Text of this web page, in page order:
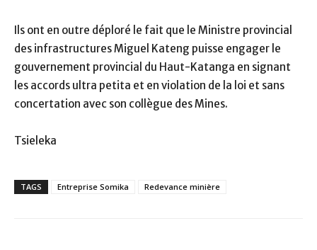
Ils ont en outre déploré le fait que le Ministre provincial
des infrastructures Miguel Kateng puisse engager le
gouvernement provincial du Haut-Katanga en signant
les accords ultra petita et en violation de la loi et sans
concertation avec son collègue des Mines.
Tsieleka
TAGS Entreprise Somika Redevance minière